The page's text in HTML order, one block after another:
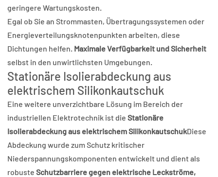
geringere Wartungskosten.
Egal ob Sie an Strommasten, Übertragungssystemen oder
Energieverteilungsknotenpunkten arbeiten, diese
Dichtungen helfen. Maximale Verfügbarkeit und Sicherheit
selbst in den unwirtlichsten Umgebungen.
Stationäre Isolierabdeckung aus
elektrischem Silikonkautschuk
Eine weitere unverzichtbare Lösung im Bereich der
industriellen Elektrotechnik ist die Stationäre
Isolierabdeckung aus elektrischem SilikonkautschukDiese
Abdeckung wurde zum Schutz kritischer
Niederspannungskomponenten entwickelt und dient als
robuste Schutzbarriere gegen elektrische Leckströme,